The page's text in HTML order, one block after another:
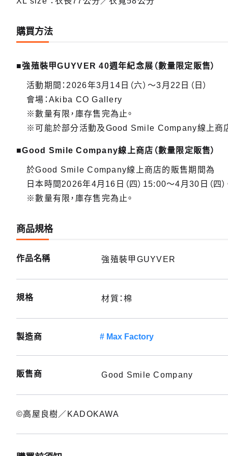
購買方法
■強殖裝甲GUYVER 40週年紀念展（數量限定販售）
活動期間：2026年3月14日（六）～3月22日（日）
會場：Akiba CO Gallery
※數量有限，庫存售完為止。
※可能於部分活動及Good Smile Company線上商
■Good Smile Company線上商店（數量限定販售）
於Good Smile Company線上商店的販售期間為
日本時間2026年4月16日（四）15:00～4月30日（四）
※數量有限，庫存售完為止。
商品規格
作品名稱 強殖裝甲GUYVER
規格 材質：棉
製造商 Max Factory
販售商 Good Smile Company
©高屋良樹／KADOKAWA